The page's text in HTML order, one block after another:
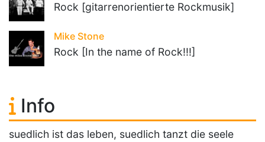
Rock [gitarrenorientierte Rockmusik]
Mike Stone
Rock [In the name of Rock!!!]
Info
suedlich ist das leben, suedlich tanzt die seele